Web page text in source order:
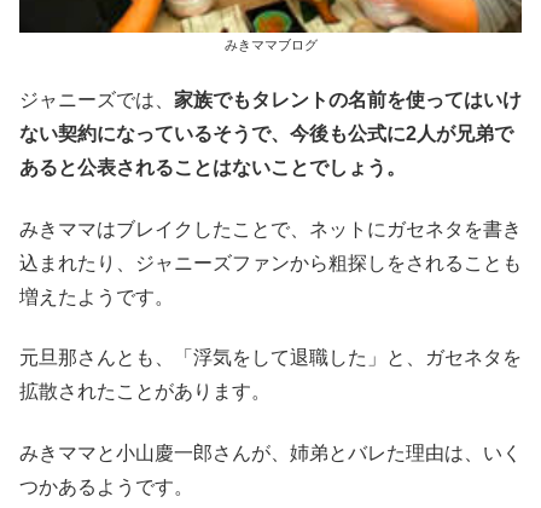
みきママブログ
ジャニーズでは、 家族でもタレントの名前を使ってはいけ
ない契約になっているそうで、今後も公式に2人が兄弟で
あると公表されることはないことでしょう。
みきママはブレイクしたことで、ネットにガセネタを書き
込まれたり、ジャニーズファンから粗探しをされることも
増えたようです。
元旦那さんとも、「浮気をして退職した」と、ガセネタを
拡散されたことがあります。
みきママと小山慶一郎さんが、姉弟とバレた理由は、いく
つかあるようです。